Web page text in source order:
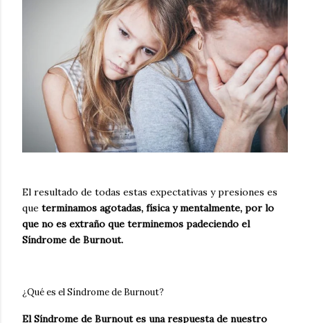
El resultado de todas estas expectativas y presiones es
que terminamos agotadas, física y mentalmente, por lo
que no es extraño que terminemos padeciendo el
Síndrome de Burnout.
¿Qué es el Síndrome de Burnout?
El Síndrome de Burnout es una respuesta de nuestro